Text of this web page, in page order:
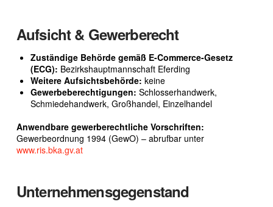
Aufsicht & Gewerberecht
Zuständige Behörde gemäß E-Commerce-Gesetz
(ECG): Bezirkshauptmannschaft Eferding
Weitere Aufsichtsbehörde: keine
Gewerbeberechtigungen: Schlosserhandwerk,
Schmiedehandwerk, Großhandel, Einzelhandel
Anwendbare gewerberechtliche Vorschriften:
Gewerbeordnung 1994 (GewO) – abrufbar unter
www.ris.bka.gv.at
Unternehmensgegenstand